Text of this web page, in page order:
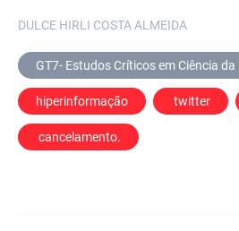
DULCE HIRLI COSTA ALMEIDA
GT7- Estudos Críticos em Ciência
hiperinformação twitter
cancelamento.